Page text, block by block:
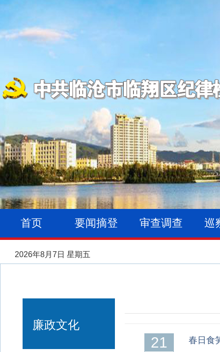
首页 要闻摘登 审查调查 巡
2026年8月7日 星期五
廉政文化
21 春日食